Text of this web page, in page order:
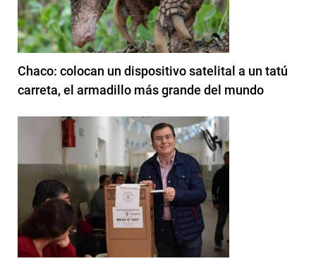
Chaco: colocan un dispositivo satelital a un tatú
carreta, el armadillo más grande del mundo